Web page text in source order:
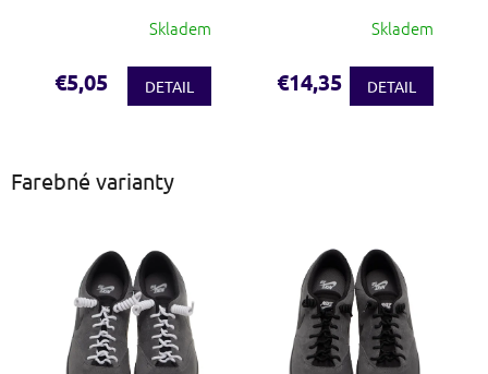
Skladem
€5,05 DETAIL
Skladem
€14,35 DETAIL
Farebné varianty